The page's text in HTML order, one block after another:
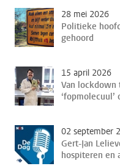
28 mei 2026
Politieke
gehoord
15 april 2026
Van lockdown
02 september
Gert-Jan
hospiteren en